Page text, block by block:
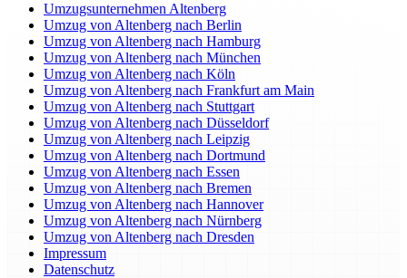
Umzugsunternehmen Altenberg
Umzug von Altenberg nach Berlin
Umzug von Altenberg nach Hamburg
Umzug von Altenberg nach München
Umzug von Altenberg nach Köln
Umzug von Altenberg nach Frankfurt am Main
Umzug von Altenberg nach Stuttgart
Umzug von Altenberg nach Düsseldorf
Umzug von Altenberg nach Leipzig
Umzug von Altenberg nach Dortmund
Umzug von Altenberg nach Essen
Umzug von Altenberg nach Bremen
Umzug von Altenberg nach Hannover
Umzug von Altenberg nach Nürnberg
Umzug von Altenberg nach Dresden
Impressum
Datenschutz